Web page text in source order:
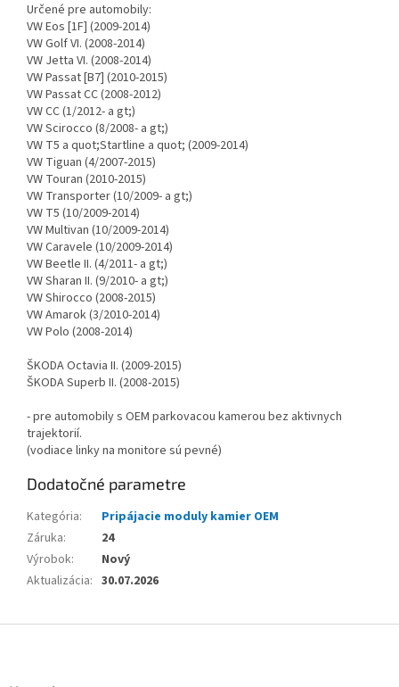
Určené pre automobily:
VW Eos [1F] (2009-2014)
VW Golf VI. (2008-2014)
VW Jetta VI. (2008-2014)
VW Passat [B7] (2010-2015)
VW Passat CC (2008-2012)
VW CC (1/2012- a gt;)
VW Scirocco (8/2008- a gt;)
VW T5 a quot;Startline a quot; (2009-2014)
VW Tiguan (4/2007-2015)
VW Touran (2010-2015)
VW Transporter (10/2009- a gt;)
VW T5 (10/2009-2014)
VW Multivan (10/2009-2014)
VW Caravele (10/2009-2014)
VW Beetle II. (4/2011- a gt;)
VW Sharan II. (9/2010- a gt;)
VW Shirocco (2008-2015)
VW Amarok (3/2010-2014)
VW Polo (2008-2014)
ŠKODA Octavia II. (2009-2015)
ŠKODA Superb II. (2008-2015)
- pre automobily s OEM parkovacou kamerou bez aktivnych
trajektorií.
(vodiace linky na monitore sú pevné)
Dodatočné parametre
Kategória:
Pripájacie moduly kamier OEM
Záruka:
24
Výrobok:
Nový
Aktualizácia: 30.07.2026